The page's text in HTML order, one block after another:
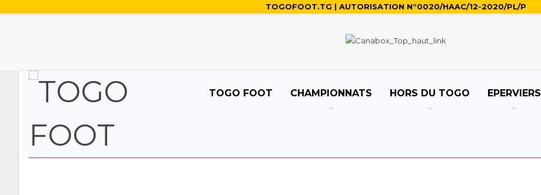
TOGOFOOT.TG | AUTORISATION N°0020/HAAC/12-2020/PL/P
TOGO FOOT CHAMPIONNATS HORS DU TOGO EPERVIERS